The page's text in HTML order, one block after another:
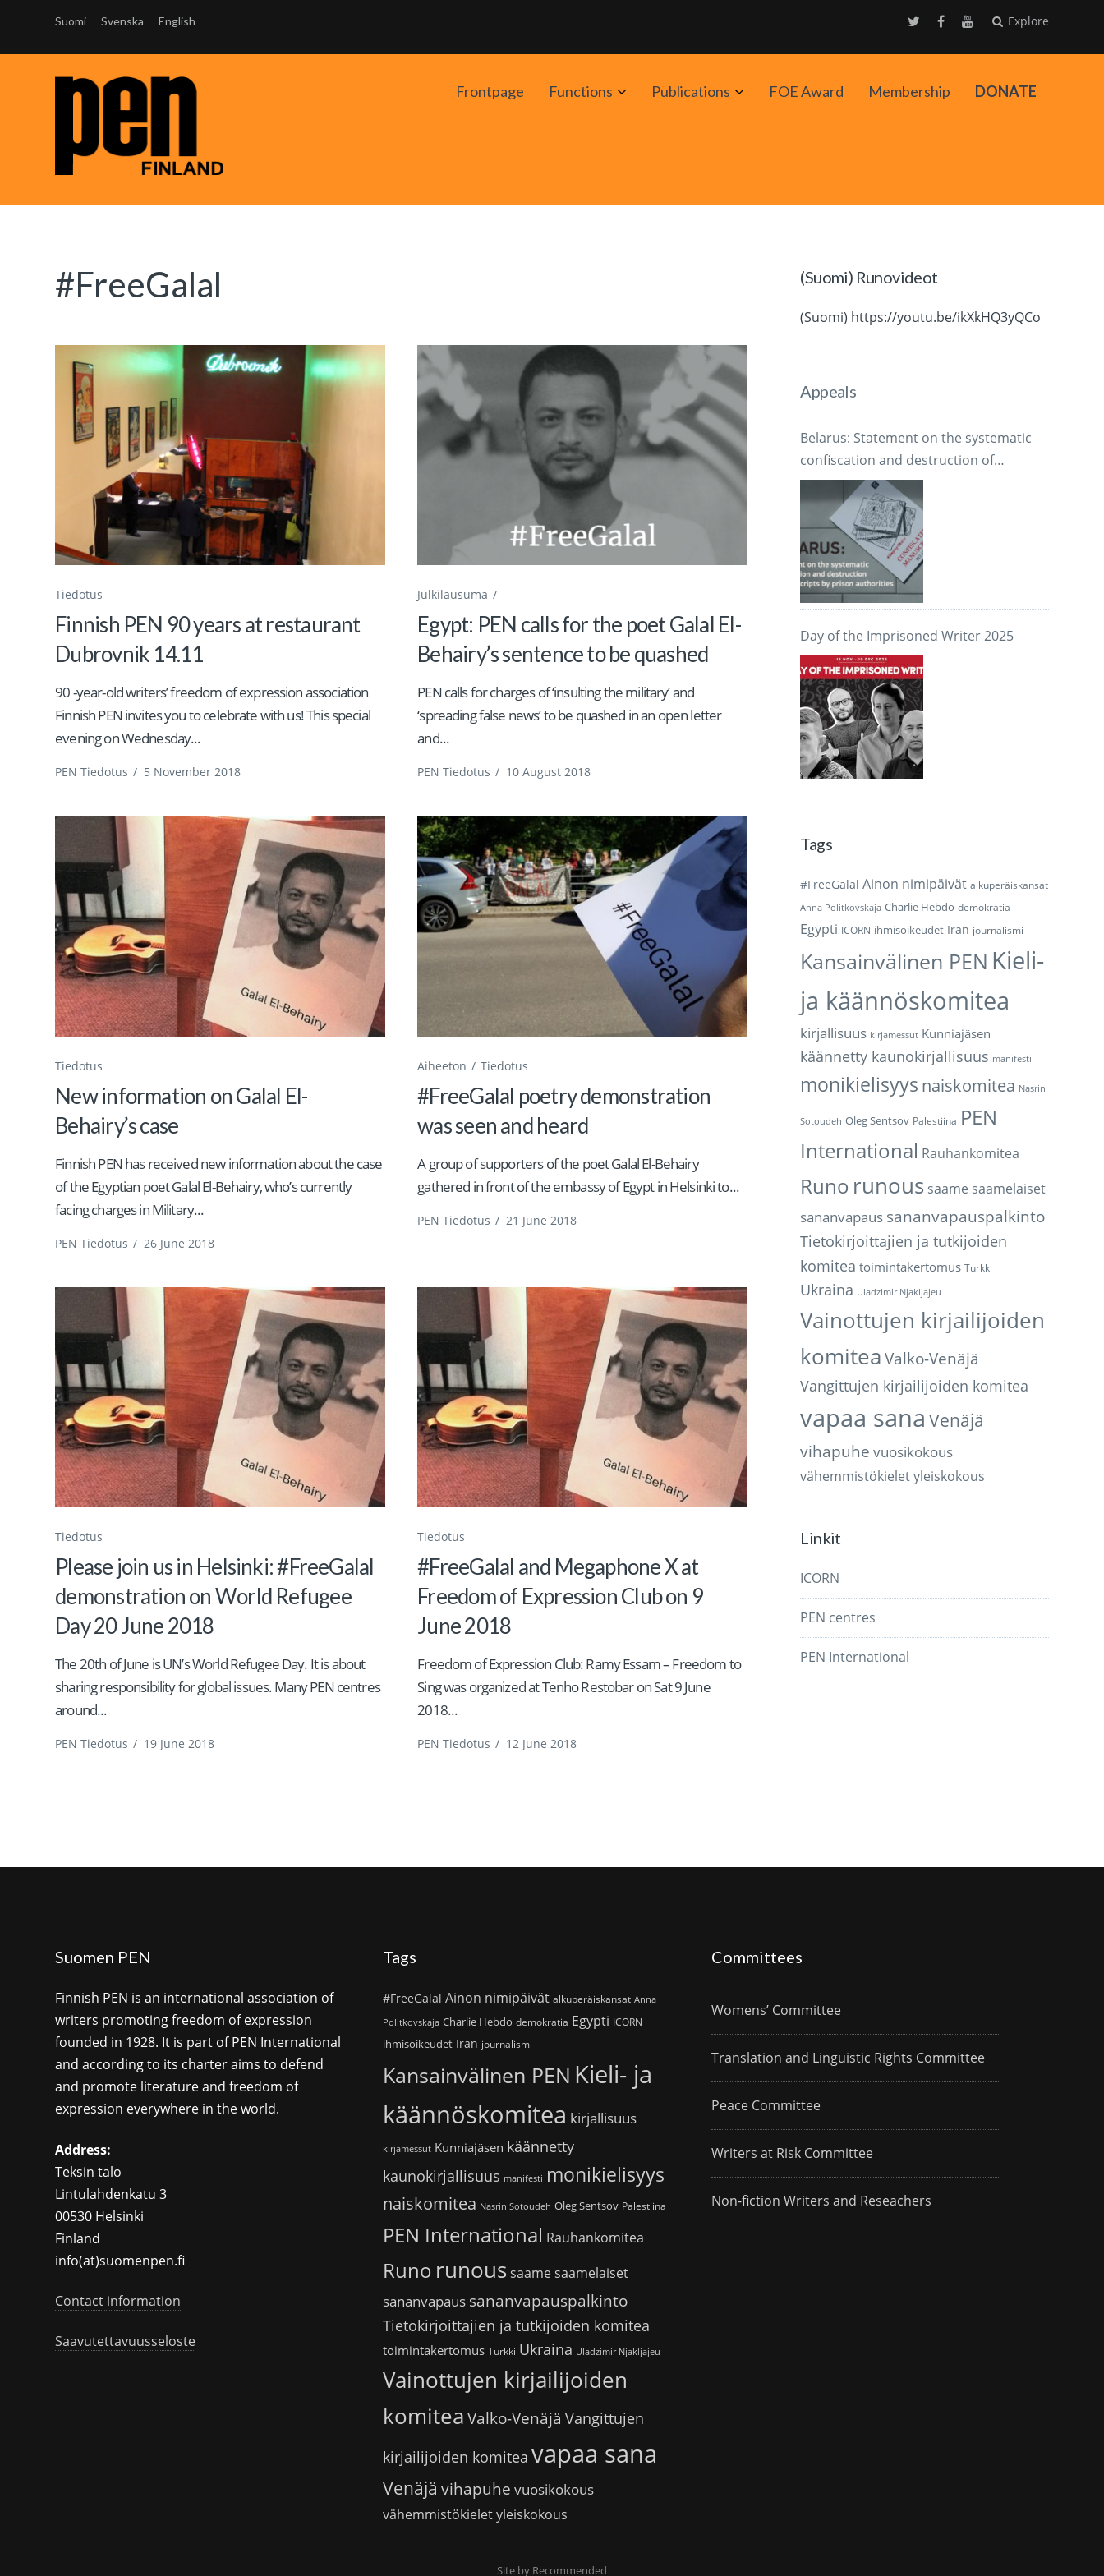
Suomi Svenska English Explore
Frontpage Functions AvaaPublications AvaaFOE Award Membership DONATE
#FreeGalal
Tiedotus
Finnish PEN 90 years at restaurant
Dubrovnik 14.11
90 -year-old writers’ freedom of expression association
Finnish PEN invites you to celebrate with us! This special
evening on Wednesday...
PEN Tiedotus / 5 November 2018
Julkilausuma
Egypt: PEN calls for the poet Galal El-
Behairy’s sentence to be quashed
PEN calls for charges of ‘insulting the military’ and
‘spreading false news’ to be quashed in an open letter
and...
PEN Tiedotus / 10 August 2018
Tiedotus
New information on Galal El-
Behairy’s case
Finnish PEN has received new information about the case
of the Egyptian poet Galal El-Behairy, who’s currently
facing charges in Military...
PEN Tiedotus / 26 June 2018
Aiheeton Tiedotus
#FreeGalal poetry demonstration
was seen and heard
A group of supporters of the poet Galal El-Behairy
gathered in front of the embassy of Egypt in Helsinki to...
PEN Tiedotus / 21 June 2018
Tiedotus
Please join us in Helsinki: #FreeGalal
demonstration on World Refugee
Day 20 June 2018
The 20th of June is UN’s World Refugee Day. It is about
sharing responsibility for global issues. Many PEN centres
around...
PEN Tiedotus / 19 June 2018
Tiedotus
#FreeGalal and Megaphone X at
Freedom of Expression Club on 9
June 2018
Freedom of Expression Club: Ramy Essam – Freedom to
Sing was organized at Tenho Restobar on Sat 9 June
2018...
PEN Tiedotus / 12 June 2018
(Suomi) Runovideot
(Suomi) https://youtu.be/ikXkHQ3yQCo
Appeals
Belarus: Statement on the systematic
confiscation and destruction of
manuscripts by prison authorities
Day of the Imprisoned Writer 2025
Tags
#FreeGalal Ainon nimipäivät alkuperäiskansat
Anna Politkovskaja Charlie Hebdo demokratia
Egypti ICORN ihmisoikeudet Iran journalismi
Kansainvälinen PEN Kieli-
ja käännöskomitea
kirjallisuus kirjamessut Kunniajäsen
käännetty kaunokirjallisuus manifesti
monikielisyys naiskomitea Nasrin
Sotoudeh Oleg Sentsov Palestiina PEN
International Rauhankomitea
Runo runous saame saamelaiset
sananvapaus sananvapauspalkinto
Tietokirjoittajien ja tutkijoiden
komitea toimintakertomus Turkki
Ukraina Uladzimir Njakljajeu
Vainottujen kirjailijoiden
komitea Valko-Venäjä
Vangittujen kirjailijoiden komitea
vapaa sana Venäjä
vihapuhe vuosikokous
vähemmistökieletyleiskokous
Linkit
ICORN
PEN centres
PEN International
Suomen PEN
Finnish PEN is an international association of
writers promoting freedom of expression
founded in 1928. It is part of PEN International
and according to its charter aims to defend
and promote literature and freedom of
expression everywhere in the world.
Address:
Teksin talo
Lintulahdenkatu 3
00530 Helsinki
Finland
info(at)suomenpen.fi
Contact information
Saavutettavuusseloste
Tags
#FreeGalal Ainon nimipäivät alkuperäiskansat Anna
Politkovskaja Charlie Hebdo demokratia Egypti ICORN
ihmisoikeudet Iran journalismi
Kansainvälinen PEN Kieli- ja
käännöskomitea kirjallisuus
kirjamessut Kunniajäsen käännetty
kaunokirjallisuus manifesti monikielisyys
naiskomitea Nasrin Sotoudeh Oleg Sentsov Palestiina
PEN International Rauhankomitea
Runo runoussaamesaamelaiset
sananvapaus sananvapauspalkinto
Tietokirjoittajien ja tutkijoiden komitea
toimintakertomus Turkki Ukraina Uladzimir Njakljajeu
Vainottujen kirjailijoiden
komitea Valko-Venäjä Vangittujen
kirjailijoiden komitea vapaa sana
Venäjä vihapuhe vuosikokous
vähemmistökieletyleiskokous
Committees
Womens’ Committee
Translation and Linguistic Rights Committee
Peace Committee
Writers at Risk Committee
Non-fiction Writers and Reseachers
Site by Recommended